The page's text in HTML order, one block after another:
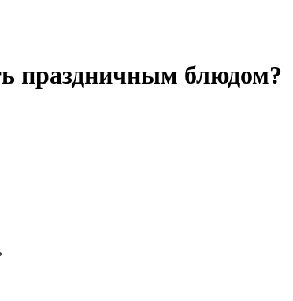
праздничным блюдом?